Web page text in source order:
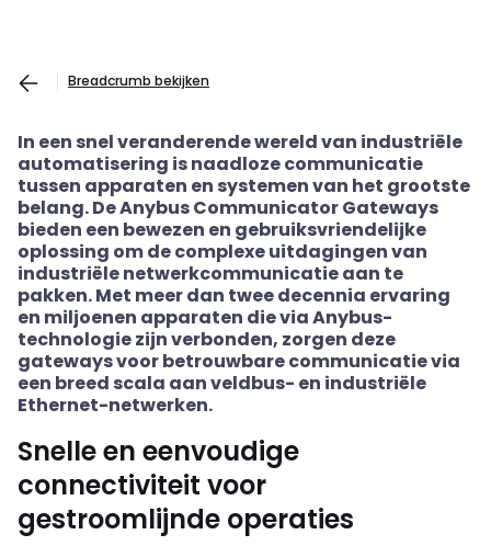
Breadcrumb bekijken
In een snel veranderende wereld van industriële
automatisering is naadloze communicatie
tussen apparaten en systemen van het grootste
belang. DeAnybusCommunicator Gateways
bieden een bewezen en gebruiksvriendelijke
oplossing om de complexe uitdagingen van
industriële netwerkcommunicatie aan te
pakken. Met meer dan twee decennia ervaring
en miljoenen apparaten die viaAnybus-
technologie zijn verbonden, zorgen deze
gateways voor betrouwbare communicatie via
een breed scala aanveldbus- en industriële
Ethernet-netwerken.
Snelle en eenvoudige
connectiviteit voor
gestroomlijnde operaties